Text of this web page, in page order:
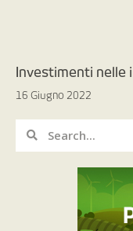
Investimenti nelle
16 Giugno 2022